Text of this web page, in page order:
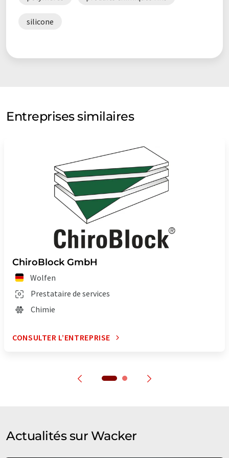
silicone
Entreprises similaires
ChiroBlock GmbH
Wolfen
Prestataire de services
Chimie
CONSULTER L’ENTREPRISE
Actualités sur Wacker